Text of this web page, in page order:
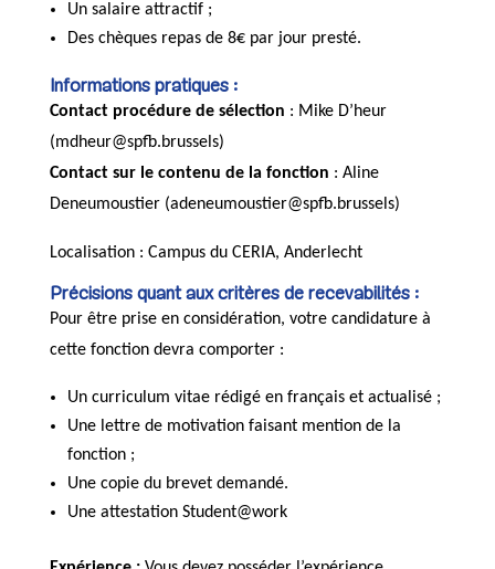
Un salaire attractif ;
Des chèques repas de 8€ par jour presté.
Informations pratiques :
Contact procédure de sélection : Mike D’heur
(mdheur@spfb.brussels)
Contact sur le contenu de la fonction : Aline
Deneumoustier (adeneumoustier@spfb.brussels)
Localisation : Campus du CERIA, Anderlecht
Précisions quant aux critères de recevabilités :
Pour être prise en considération, votre candidature à
cette fonction devra comporter :
Un curriculum vitae rédigé en français et actualisé ;
Une lettre de motivation faisant mention de la
fonction ;
Une copie du brevet demandé.
Une attestation Student@work